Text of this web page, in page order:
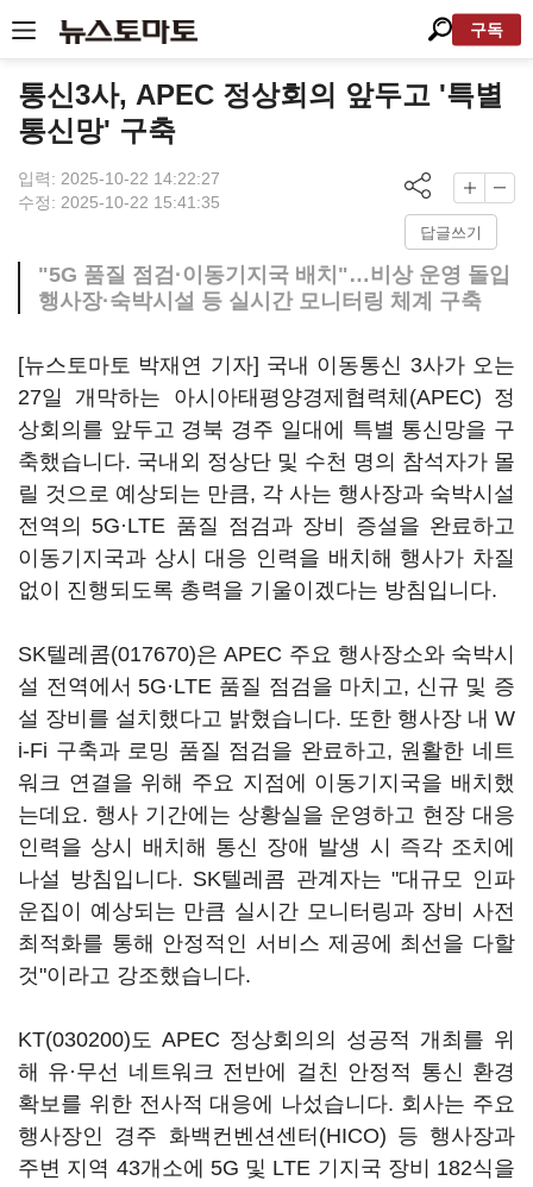
구독
통신3사, APEC 정상회의 앞두고 '특별
통신망' 구축
입력: 2025-10-22 14:22:27
수정: 2025-10-22 15:41:35
답글쓰기
"5G 품질 점검·이동기지국 배치"…비상 운영 돌입
행사장·숙박시설 등 실시간 모니터링 체계 구축
[뉴스토마토 박재연 기자] 국내 이동통신 3사가 오는
27일 개막하는 아시아태평양경제협력체(APEC) 정
상회의를 앞두고 경북 경주 일대에 특별 통신망을 구
축했습니다. 국내외 정상단 및 수천 명의 참석자가 몰
릴 것으로 예상되는 만큼, 각 사는 행사장과 숙박시설
전역의 5G·LTE 품질 점검과 장비 증설을 완료하고
이동기지국과 상시 대응 인력을 배치해 행사가 차질
없이 진행되도록 총력을 기울이겠다는 방침입니다.
SK텔레콤(017670)은 APEC 주요 행사장소와 숙박시
설 전역에서 5G·LTE 품질 점검을 마치고, 신규 및 증
설 장비를 설치했다고 밝혔습니다. 또한 행사장 내 W
i-Fi 구축과 로밍 품질 점검을 완료하고, 원활한 네트
워크 연결을 위해 주요 지점에 이동기지국을 배치했
는데요. 행사 기간에는 상황실을 운영하고 현장 대응
인력을 상시 배치해 통신 장애 발생 시 즉각 조치에
나설 방침입니다. SK텔레콤 관계자는 "대규모 인파
운집이 예상되는 만큼 실시간 모니터링과 장비 사전
최적화를 통해 안정적인 서비스 제공에 최선을 다할
것"이라고 강조했습니다.
KT(030200)도 APEC 정상회의의 성공적 개최를 위
해 유·무선 네트워크 전반에 걸친 안정적 통신 환경
확보를 위한 전사적 대응에 나섰습니다. 회사는 주요
행사장인 경주 화백컨벤션센터(HICO) 등 행사장과
주변 지역 43개소에 5G 및 LTE 기지국 장비 182식을